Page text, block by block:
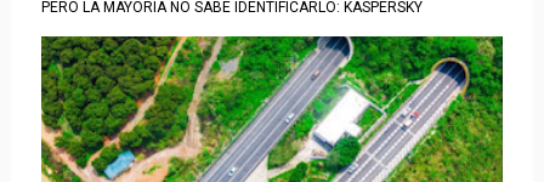
PERO LA MAYORÍA NO SABE IDENTIFICARLO: KASPERSKY